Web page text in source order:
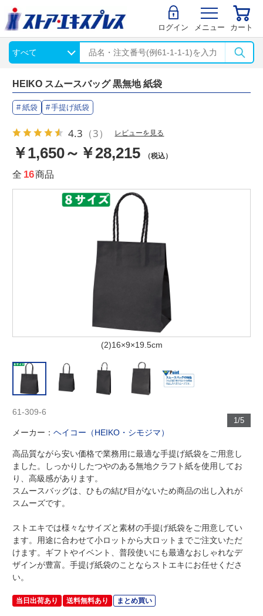
ログイン メニュー カート
HEIKO スムースバッグ 黒無地 紙袋
紙袋 手提げ紙袋
4.3 （3） レビューを見る
￥1,650～￥28,215 （税込）
全 16商品
(2)16×9×19.5cm
1/5
61-309-6
メーカー：ヘイコー（HEIKO・シモジマ）
高品質ながら安い価格で業務用に最適な手提げ紙袋をご用意し
ました。しっかりしたつやのある無地クラフト紙を使用してお
り、高級感があります。
スムースバッグは、ひもの結び目がないため商品の出し入れが
スムーズです。
ストエキでは様々なサイズと素材の手提げ紙袋をご用意してい
ます。用途に合わせて小ロットから大ロットまでご注文いただ
けます。ギフトやイベント、普段使いにも最適なおしゃれなデ
ザインが豊富。手提げ紙袋のことならストエキにお任せくださ
い。
当日出荷あり 送料無料あり まとめ買い